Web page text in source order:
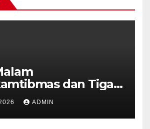
dan Tiga
Ungaran
Warga
Ronda
ADMIN